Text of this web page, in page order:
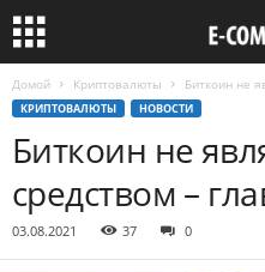
Домой Криптовалюты Биткоин не
КРИПТОВАЛЮТЫ НОВОСТИ
Биткоин не
средством –
03.08.2021 37 0